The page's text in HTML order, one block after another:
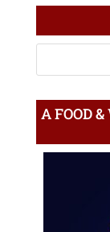
p
ÍRÁS
BLOGON
A FOOD